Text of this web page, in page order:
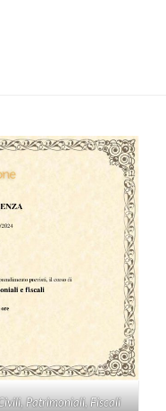
Patrimoniali, Fiscali